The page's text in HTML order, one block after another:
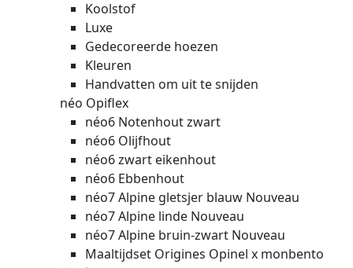
Koolstof
Luxe
Gedecoreerde hoezen
Kleuren
Handvatten om uit te snijden
néo Opiflex
néo6 Notenhout zwart
néo6 Olijfhout
néo6 zwart eikenhout
néo6 Ebbenhout
néo7 Alpine gletsjer blauw Nouveau
néo7 Alpine linde Nouveau
néo7 Alpine bruin-zwart Nouveau
Maaltijdset Origines Opinel x monbento